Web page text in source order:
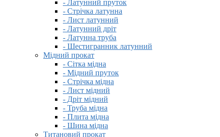
- Латунний пруток
- Стрічка латунна
- Лист латунний
- Латунний дріт
- Латунна труба
- Шестигранник латунний
Мідний прокат
- Сітка мідна
- Мідний пруток
- Стрічка мідна
- Лист мідний
- Дріт мідний
- Труба мідна
- Плита мідна
- Шина мідна
Титановий прокат